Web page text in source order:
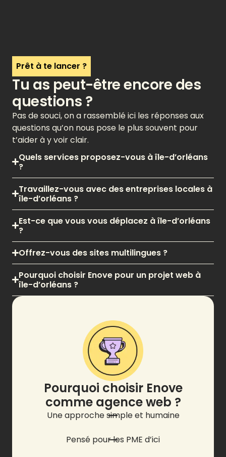
Prêt à te lancer ?
Tu as peut-être encore des
questions ?
Pas de souci, on a rassemblé ici les réponses aux
questions qu’on nous pose le plus souvent pour
t’aider à y voir clair.
Quels services proposez-vous à île-d’orléans
?
Travaillez-vous avec des entreprises locales à
île-d’orléans ?
Est-ce que vous vous déplacez à île-d’orléans
?
Offrez-vous des sites multilingues ?
Pourquoi choisir Enove pour un projet web à
île-d’orléans ?
Pourquoi choisir Enove
comme agence web ?
Une approche simple et humaine
Pensé pour les PME d’ici